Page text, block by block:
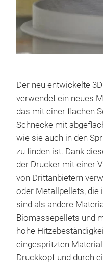
Der neu entwickelte
verwendet ein neues
das mit einer flachen
Schnecke mit
wie sie auch in den
zu finden ist. Dank
der Drucker mit einer
von Drittanbietern
oder Metallpellets, die
sind als andere
Biomassepellets und
hohe
eingespritzten
Druckkopf und durch